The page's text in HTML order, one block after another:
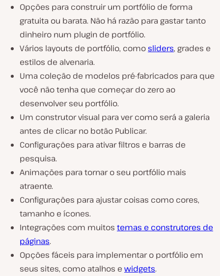
Opções para construir um portfólio de forma
gratuita ou barata. Não há razão para gastar tanto
dinheiro num plugin de portfólio.
Vários layouts de portfólio, comosliders, grades e
estilos de alvenaria.
Uma coleção de modelos pré-fabricados para que
você não tenha que começar do zero ao
desenvolver seu portfólio.
Um construtor visual para ver como será a galeria
antes de clicar no botão Publicar.
Configurações para ativar filtros e barras de
pesquisa.
Animações para tornar o seu portfólio mais
atraente.
Configurações para ajustar coisas como cores,
tamanho e ícones.
Integrações com muitos temas e construtores de
páginas.
Opções fáceis para implementar o portfólio em
seus sites, como atalhos e widgets.